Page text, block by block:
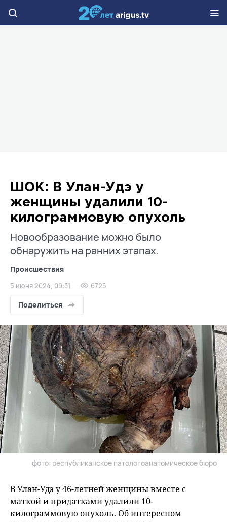
ШОК: В Улан-Удэ у
женщины удалили 10-
килограммовую опухоль
Новообразование можно было
обнаружить на ранних этапах.
Происшествия
5 июня 2024, 09:31 6725
Поделиться
фото: республиканское патологоанатомическое бюро
В Улан-Удэ у 46-летней женщины вместе с
маткой и придатками удалили 10-
килограммовую опухоль. Об интересном